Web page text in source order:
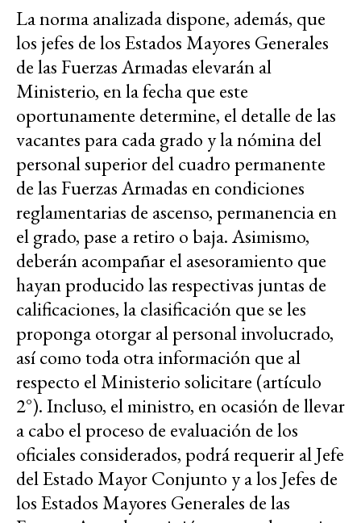
La norma analizada dispone, además, que
los jefes de los Estados Mayores Generales
de las Fuerzas Armadas elevarán al
Ministerio, en la fecha que este
oportunamente determine, el detalle de las
vacantes para cada grado y la nómina del
personal superior del cuadro permanente
de las Fuerzas Armadas en condiciones
reglamentarias de ascenso, permanencia en
el grado, pase a retiro o baja. Asimismo,
deberán acompañar el asesoramiento que
hayan producido las respectivas juntas de
calificaciones, la clasificación que se les
proponga otorgar al personal involucrado,
así como toda otra información que al
respecto el Ministerio solicitare (artículo
2°). Incluso, el ministro, en ocasión de llevar
a cabo el proceso de evaluación de los
oficiales considerados, podrá requerir al Jefe
del Estado Mayor Conjunto y a los Jefes de
los Estados Mayores Generales de las